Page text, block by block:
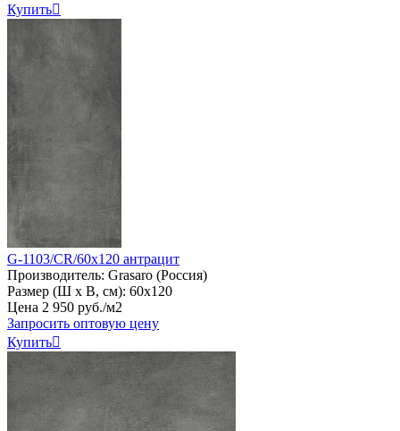
Купить
G-1103/CR/60x120 антрацит
Производитель: Grasaro (Россия)
Размер (Ш х В, см): 60х120
Цена 2 950 руб./м2
Запросить оптовую цену
Купить